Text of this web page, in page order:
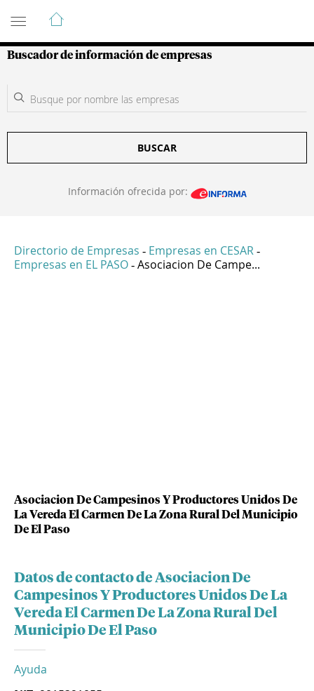
Guía de Empresas Colombianas
Buscador de información de empresas
BUSCAR
Información ofrecida por:
Directorio de Empresas - Empresas en CESAR -
Empresas en EL PASO - Asociacion De Campe...
Asociacion De Campesinos Y Productores Unidos De
La Vereda El Carmen De La Zona Rural Del Municipio
De El Paso
Datos de contacto de Asociacion De
Campesinos Y Productores Unidos De La
Vereda El Carmen De La Zona Rural Del
Municipio De El Paso
Ayuda